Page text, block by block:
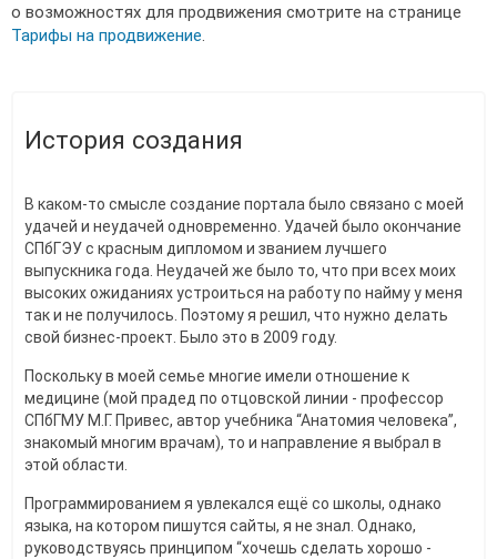
о возможностях для продвижения смотрите на странице
Тарифы на продвижение
История создания
В каком-то смысле создание портала было связано с моей
удачей и неудачей одновременно. Удачей было окончание
СПбГЭУ с красным дипломом и званием лучшего
выпускника года. Неудачей же было то, что при всех моих
высоких ожиданиях устроиться на работу по найму у меня
так и не получилось. Поэтому я решил, что нужно делать
свой бизнес-проект. Было это в 2009 году.
Поскольку в моей семье многие имели отношение к
медицине (мой прадед по отцовской линии - профессор
СПбГМУ М.Г. Привес, автор учебника “Анатомия человека”,
знакомый многим врачам), то и направление я выбрал в
этой области.
Программированием я увлекался ещё со школы, однако
языка, на котором пишутся сайты, я не знал. Однако,
руководствуясь принципом “хочешь сделать хорошо -